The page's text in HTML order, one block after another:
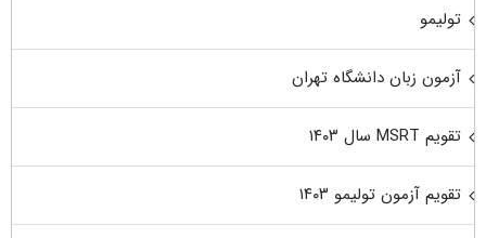
تولیمو
آزمون زبان دانشگاه تهران
تقویم MSRT سال ۱۴۰۳
تقویم آزمون تولیمو ۱۴۰۳